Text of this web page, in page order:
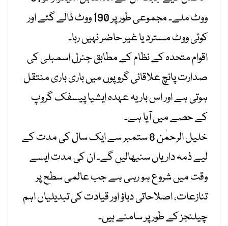
ووٹ ملے۔ مجموعی طور پر 190 ووٹ ڈالے گئے اور
کوئی ووٹ مسترد یا غیر حاضر نہیں رہا۔
اقوام متحدہ کے نظام کے مطابق جنرل اسمبلی کی
صدارت پانچ علاقائی گروپوں میں باری باری منتقل
ہوتی ہے اور اس بار یہ عہدہ ایشیا پیسفک گروپ
کے حصے میں آیا ہے۔
خلیل الرحمٰن 8 ستمبر سے ایک سال کی مدت کے
لیے ذمہ داریاں سنبھالیں گے۔ ان کی مدت ایسے
وقت میں شروع ہو رہی ہے جب عالمی سطح پر
تنازعات، اصلاحاتی دباؤ اور قیادت کی تبدیلیاں اہم
چیلنجز کے طور پر سامنے ہیں۔